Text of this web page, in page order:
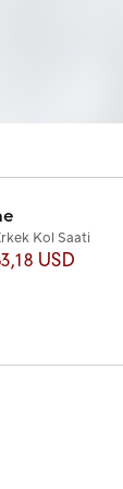
Kol Saati
USD